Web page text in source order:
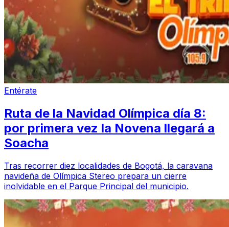
Entérate
Ruta de la Navidad Olímpica día 8:
por primera vez la Novena llegará a
Soacha
Tras recorrer diez localidades de Bogotá, la caravana
navideña de Olímpica Stereo prepara un cierre
inolvidable en el Parque Principal del municipio.